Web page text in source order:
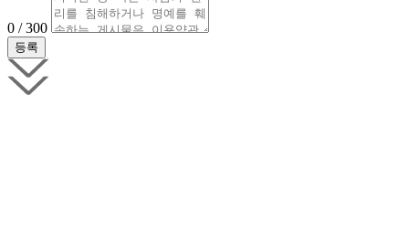
0 / 300